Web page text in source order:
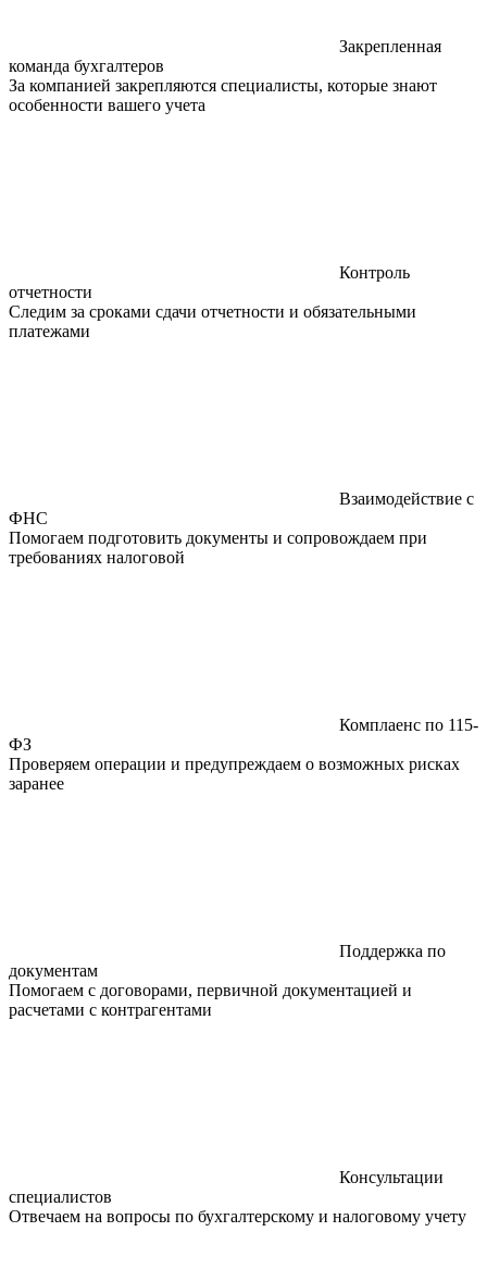
Закрепленная
команда бухгалтеров
За компанией закрепляются специалисты, которые знают
особенности вашего учета
Контроль
отчетности
Следим за сроками сдачи отчетности и обязательными
платежами
Взаимодействие с
ФНС
Помогаем подготовить документы и сопровождаем при
требованиях налоговой
Комплаенс по 115-
ФЗ
Проверяем операции и предупреждаем о возможных рисках
заранее
Поддержка по
документам
Помогаем с договорами, первичной документацией и
расчетами с контрагентами
Консультации
специалистов
Отвечаем на вопросы по бухгалтерскому и налоговому учету